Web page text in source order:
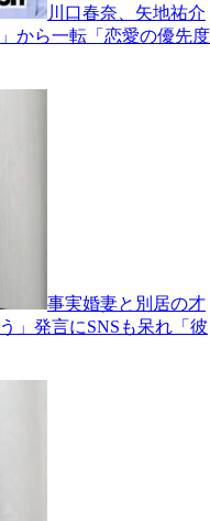
川口春奈、矢地祐介
から一転「恋愛の優先度
事実婚妻と別居の才
」発言にSNSも呆れ「彼